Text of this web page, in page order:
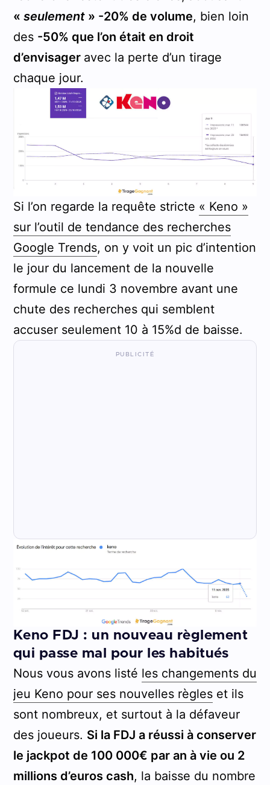
« seulement» -20% de volume, bien loin
des -50% que l’on était en droit
d’envisager avec la perte d’un tirage
chaque jour.
Si l’on regarde la requête stricte « Keno »
sur l’outil de tendance des recherches
Google Trends, on y voit un pic d’intention
le jour du lancement de la nouvelle
formule ce lundi 3 novembre avant une
chute des recherches qui semblent
accuser seulement 10 à 15%d de baisse.
Keno FDJ : un nouveau règlement
qui passe mal pour les habitués
Nous vous avons listé les changements du
jeu Keno pour ses nouvelles règleset ils
sont nombreux, et surtout à la défaveur
des joueurs. Si la FDJ a réussi à conserver
le jackpot de 100 000€ par an à vie ou 2
millions d’euros cash, la baisse du nombre